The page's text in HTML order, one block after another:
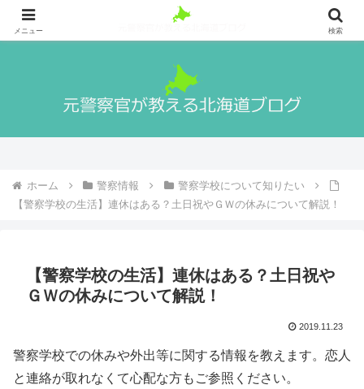
札幌出身の元警察官が警察官になる方法や実際の生活、北海道の魅力や観光地
ホーム 警察情報
警察学校について知りたい
【警察学校の生活】連休はある？土日祝やＧＷの休みについて解説！
【警察学校の生活】連休はある？土日祝や
ＧＷの休みについて解説！
2019.11.23
警察学校での休みや外出等に関する情報を教えます。恋人
と連絡が取れなくて心配な方もご参照ください。
メニュー 検索